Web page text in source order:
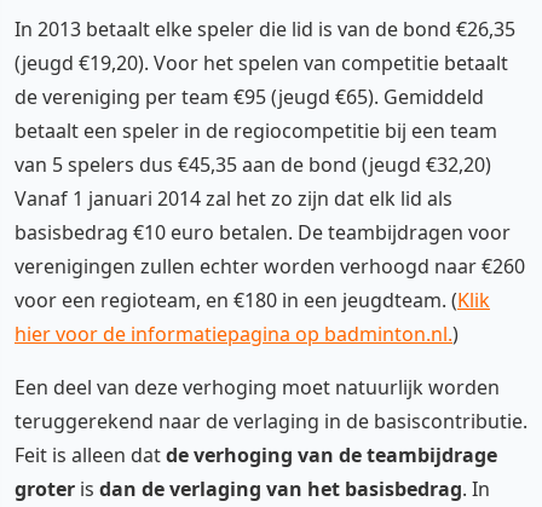
In 2013 betaalt elke speler die lid is van de bond €26,35
(jeugd €19,20). Voor het spelen van competitie betaalt
de vereniging per team €95 (jeugd €65). Gemiddeld
betaalt een speler in de regiocompetitie bij een team
van 5 spelers dus €45,35 aan de bond (jeugd €32,20)
Vanaf 1 januari 2014 zal het zo zijn dat elk lid als
basisbedrag €10 euro betalen. De teambijdragen voor
verenigingen zullen echter worden verhoogd naar €260
voor een regioteam, en €180 in een jeugdteam. (Klik
hier voor de informatiepagina op badminton.nl.)
Een deel van deze verhoging moet natuurlijk worden
teruggerekend naar de verlaging in de basiscontributie.
Feit is alleen datde verhoging van de teambijdrage
groter is dan de verlaging van het basisbedrag. In